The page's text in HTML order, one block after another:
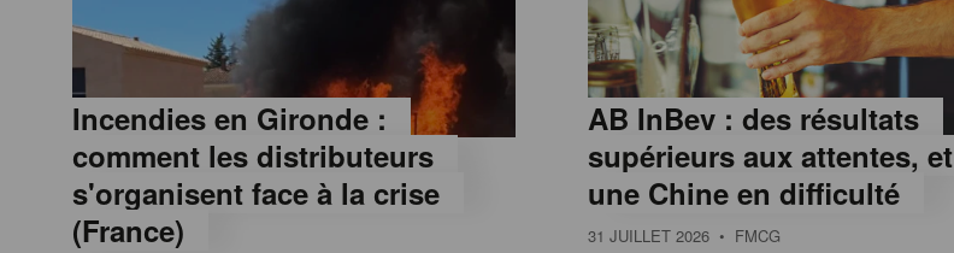
Incendies en Gironde :
comment les distributeurs
s'organisent face à la crise
(France)
AB InBev : des résultats
supérieurs aux attentes, et
une Chine en difficulté
31 JUILLET 2026 • FMCG